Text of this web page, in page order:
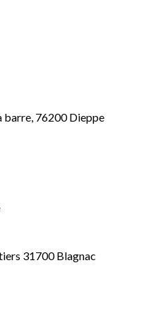
barre, 76200 Dieppe
31700 Blagnac